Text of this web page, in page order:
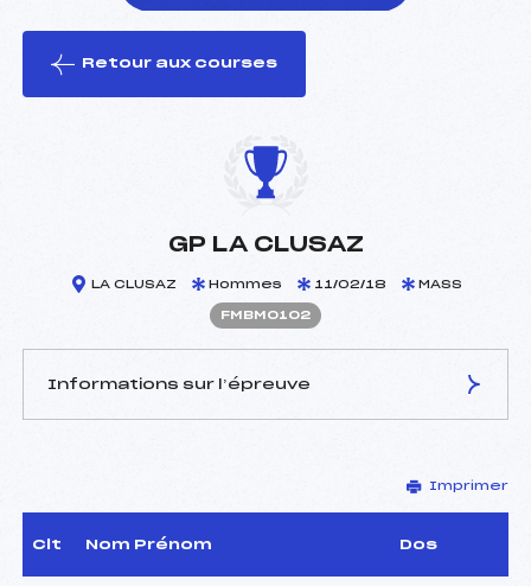
le ski
Retour aux courses
GP LA CLUSAZ
LA CLUSAZ Hommes 11/02/18 MASS
FMBM0102
Informations sur l’épreuve
ROGUET JEAN CLAUDE
(MB)
D.T Adjoint :
Imprimer
Clt Nom Prénom Dos